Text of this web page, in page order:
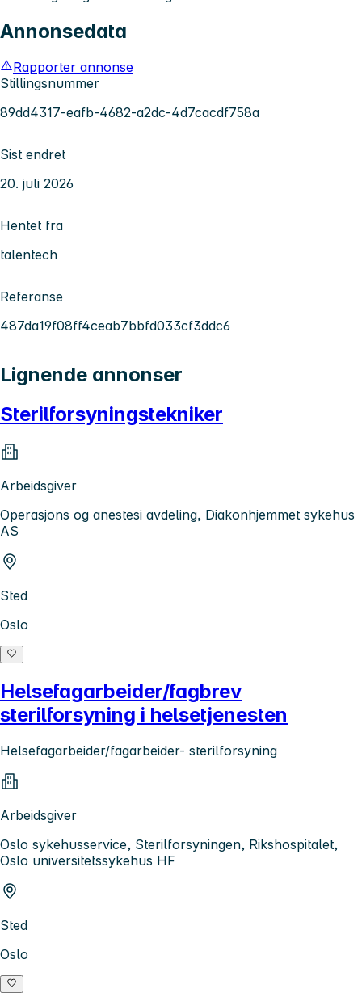
Annonsedata
Rapporter annonse
Stillingsnummer
89dd4317-eafb-4682-a2dc-4d7cacdf758a
Sist endret
20. juli 2026
Hentet fra
talentech
Referanse
487da19f08ff4ceab7bbfd033cf3ddc6
Lignende annonser
Sterilforsyningstekniker
Arbeidsgiver
Operasjons og anestesi avdeling, Diakonhjemmet sykehus
AS
Sted
Oslo
Helsefagarbeider/fagbrev
sterilforsyning i helsetjenesten
Helsefagarbeider/fagarbeider- sterilforsyning
Arbeidsgiver
Oslo sykehusservice, Sterilforsyningen, Rikshospitalet,
Oslo universitetssykehus HF
Sted
Oslo